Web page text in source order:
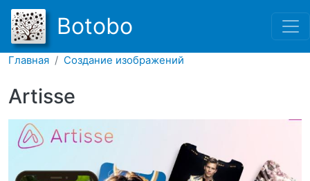
Перейти к основному
Botobo
Главная Создание изображений
Artisse